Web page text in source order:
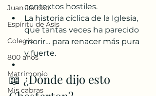
Juan Jacobo
Espíritu de Asís
Colegio
800 años
Matrimonio
Mis cabras
contextos hostiles.
La historia cíclica de la Iglesia,
que tantas veces ha parecido
morir… para renacer más pura
y fuerte.
📖 ¿Dónde dijo esto